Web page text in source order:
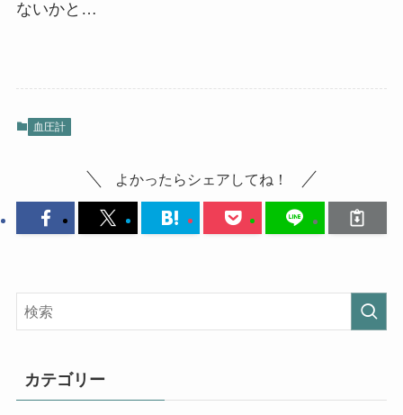
ないかと…
血圧計
よかったらシェアしてね！
カテゴリー